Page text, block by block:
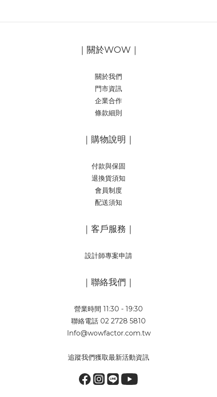
｜關於WOW｜
關於我們
門市資訊
企業合作
條款細則
｜購物說明｜
付款與保固
退換貨須知
會員制度
配送須知
｜客戶服務｜
設計師專案申請
｜聯絡我們｜
營業時間 11:30 - 19:30
聯絡電話 02 2728 5810
Info@wowfactor.com.tw
追蹤我們獲取最新活動資訊